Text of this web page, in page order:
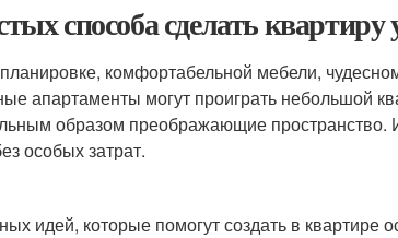
способа сделать
комфортабельной мебели,
апартаменты могут проиграть небольшой
образом преображающие пространство.
особых затрат.
идей, которые помогут создать в квартире